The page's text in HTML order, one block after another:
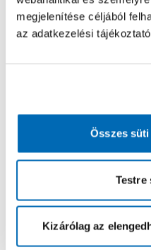
megjelenítése céljából
az adatkezelési
Összes süti
Testre
Kizárólag az